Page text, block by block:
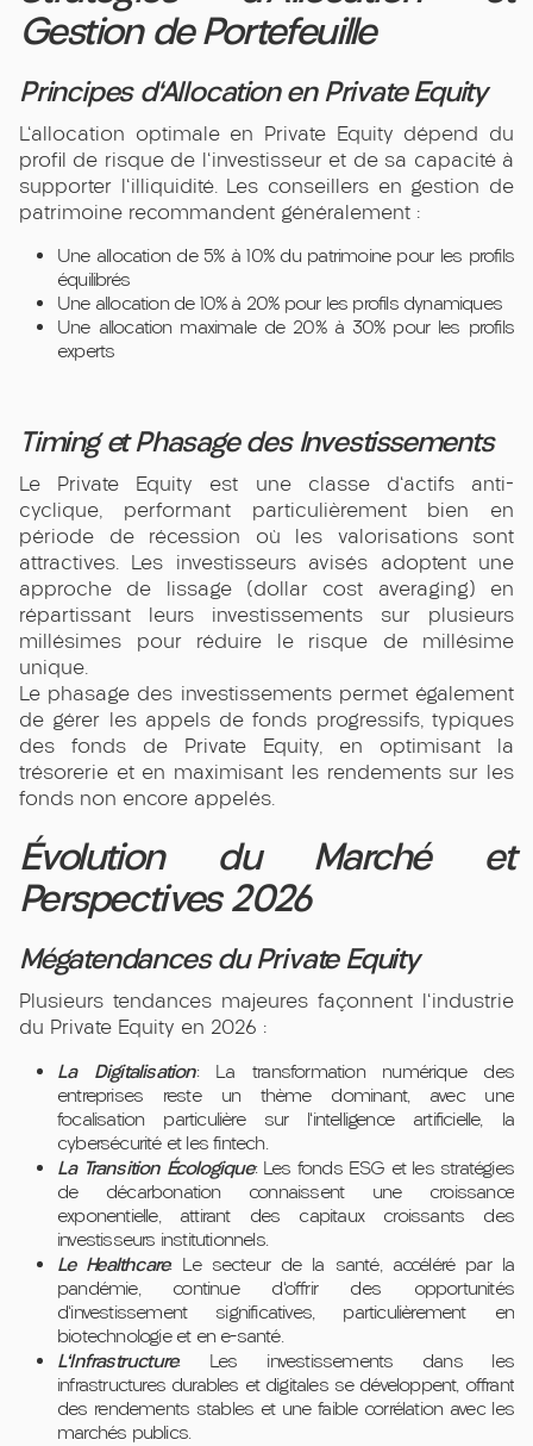
Gestion de Portefeuille
Principes d'Allocation en Private Equity
L'allocation optimale en Private Equity dépend du
profil de risque de l'investisseur et de sa capacité à
supporter l'illiquidité. Les conseillers en gestion de
patrimoine recommandent généralement :
Une allocation de 5% à 10% du patrimoine pour les profils
équilibrés
Une allocation de 10% à 20% pour les profils dynamiques
Une allocation maximale de 20% à 30% pour les profils
experts
Timing et Phasage des Investissements
Le Private Equity est une classe d'actifs anti-
cyclique, performant particulièrement bien en
période de récession où les valorisations sont
attractives. Les investisseurs avisés adoptent une
approche de lissage (dollar cost averaging) en
répartissant leurs investissements sur plusieurs
millésimes pour réduire le risque de millésime
unique.
Le phasage des investissements permet également
de gérer les appels de fonds progressifs, typiques
des fonds de Private Equity, en optimisant la
trésorerie et en maximisant les rendements sur les
fonds non encore appelés.
Évolution du Marché et
Perspectives 2026
Mégatendances du Private Equity
Plusieurs tendances majeures façonnent l'industrie
du Private Equity en 2026 :
La Digitalisation: La transformation numérique des
entreprises reste un thème dominant, avec une
focalisation particulière sur l'intelligence artificielle, la
cybersécurité et les fintech.
La Transition Écologique: Les fonds ESG et les stratégies
de décarbonation connaissent une croissance
exponentielle, attirant des capitaux croissants des
investisseurs institutionnels.
Le Healthcare: Le secteur de la santé, accéléré par la
pandémie, continue d'offrir des opportunités
d'investissement significatives, particulièrement en
biotechnologie et en e-santé.
L'Infrastructure: Les investissements dans les
infrastructures durables et digitales se développent, offrant
des rendements stables et une faible corrélation avec les
marchés publics.